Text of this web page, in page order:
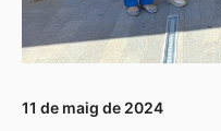
11 de maig de 2024